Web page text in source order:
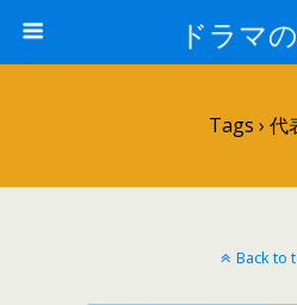
ドラマ
Tags › 代
Back to